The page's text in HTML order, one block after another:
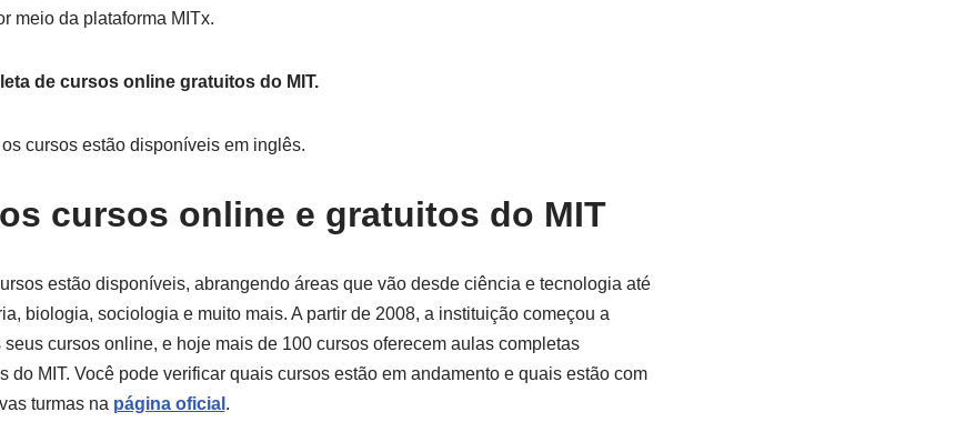
meio da plataforma MITx.
de cursos online gratuitos do MIT.
cursos estão disponíveis em inglês.
cursos online e gratuitos do MIT
estão disponíveis, abrangendo áreas que vão desde ciência e tecnologia até
biologia, sociologia e muito mais. A partir de 2008, a instituição começou a
cursos online, e hoje mais de 100 cursos oferecem aulas completas
do MIT. Você pode verificar quais cursos estão em andamento e quais estão com
turmas na página oficial .